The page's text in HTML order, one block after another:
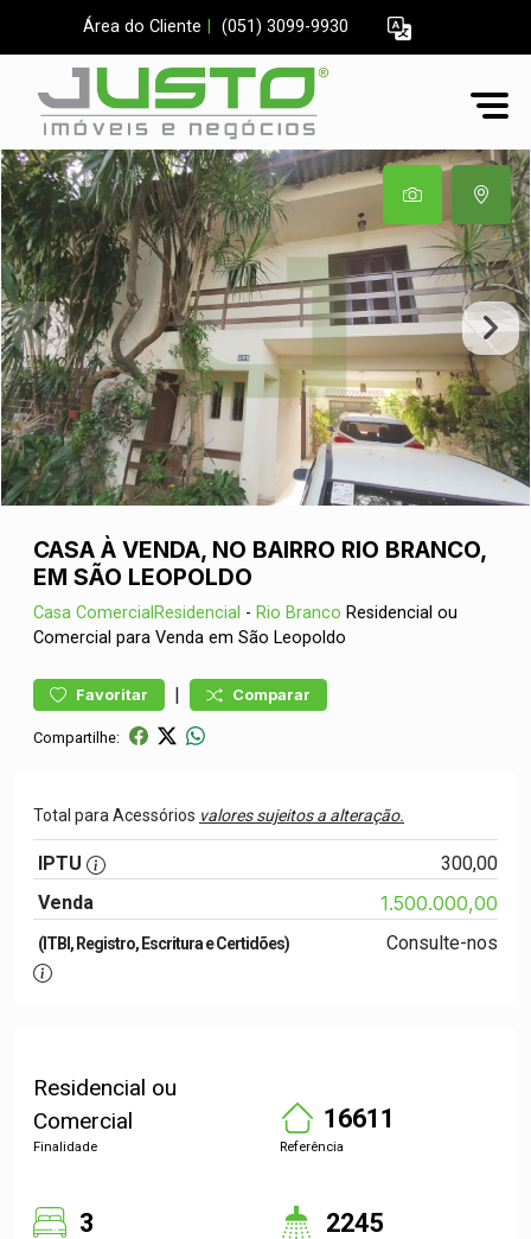
Área do Cliente (051) 3099-9930
CASA À VENDA, NO BAIRRO RIO BRANCO,
EM SÃO LEOPOLDO
Casa ComercialResidencial - Rio Branco Residencial ou
Comercial para Venda em São Leopoldo
Favoritar | Comparar
Compartilhe:
Total para Acessórios valores sujeitos a alteração.
IPTU
300,00
Venda
1.500.000,00
(ITBI, Registro, Escritura e Certidões) Consulte-nos
Residencial ou
Comercial
Finalidade
16611
Referência
3 2245